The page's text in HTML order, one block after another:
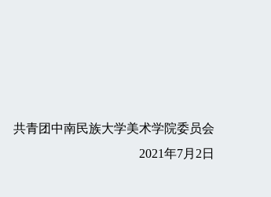
共青团中南民族大学美术学院委员会
2021年7月2日